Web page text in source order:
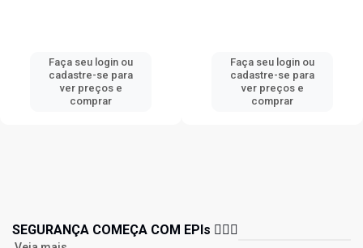
Faça seu login ou
cadastre-se para
ver preços e
comprar
Faça seu login ou
cadastre-se para
ver preços e
comprar
SEGURANÇA COMEÇA COM EPIs 👷🏻‍♂️